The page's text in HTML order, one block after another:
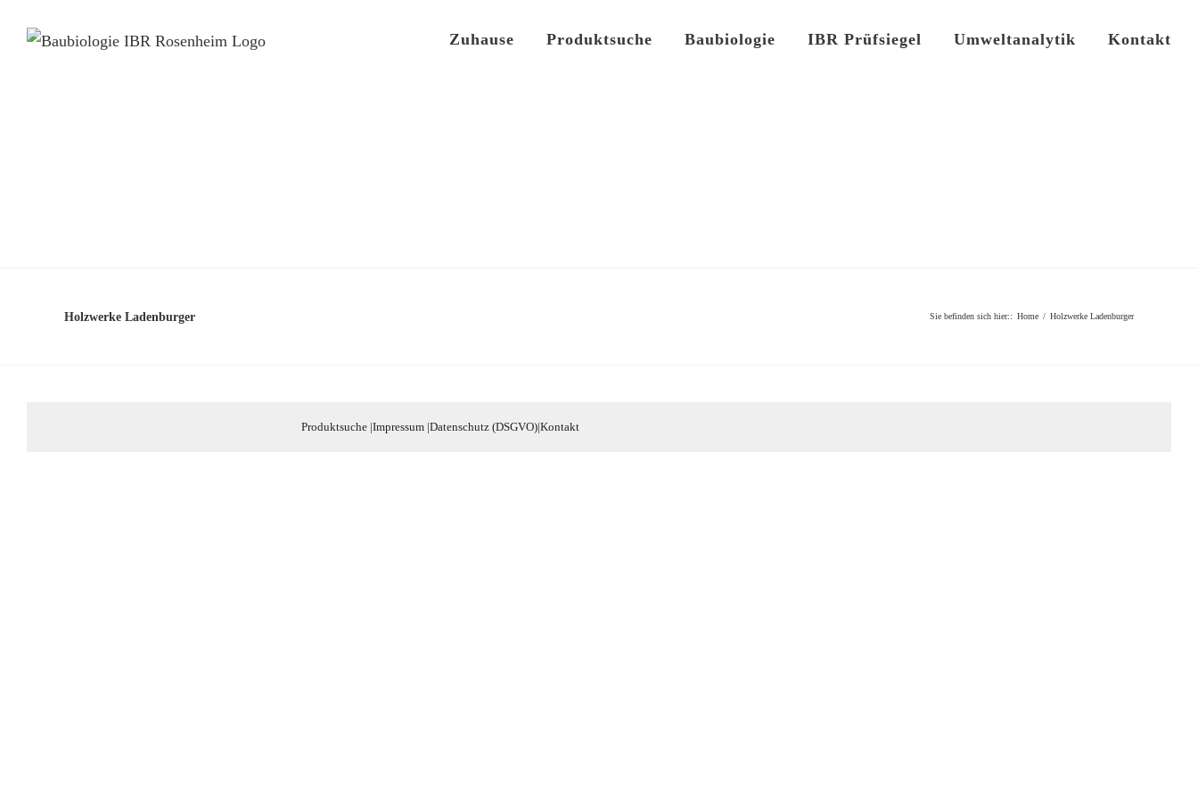
Zuhause Produktsuche Baubiologie IBR Prüfsiegel Umweltanalytik Kontakt
Holzwerke Ladenburger Sie befinden sich hier:: Home / Holzwerke Ladenburger
Produktsuche|Impressum|Datenschutz (DSGVO)|Kontakt